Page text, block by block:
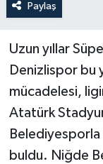
Paylaş
Uzun yıllar
Denizlispor bu
mücadelesi,
Atatürk
Belediyesporla
buldu. Niğde